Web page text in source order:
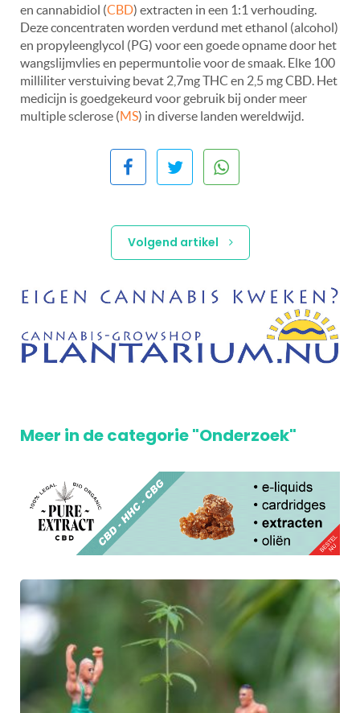
en cannabidiol (CBD) extracten in een 1:1 verhouding.
Deze concentraten worden verdund met ethanol (alcohol)
en propyleenglycol (PG) voor een goede opname door het
wangslijmvlies en pepermuntolie voor de smaak. Elke 100
milliliter verstuiving bevat 2,7mg THC en 2,5 mg CBD. Het
medicijn is goedgekeurd voor gebruik bij onder meer
multiple sclerose (MS) in diverse landen wereldwijd.
Volgend artikel
Meer in de categorie "Onderzoek"